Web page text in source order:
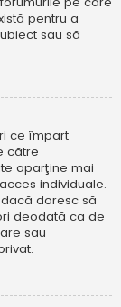
pentru a
sau să
ce împart
către
aparţine mai
individuale.
doresc să
deodată ca de
sau